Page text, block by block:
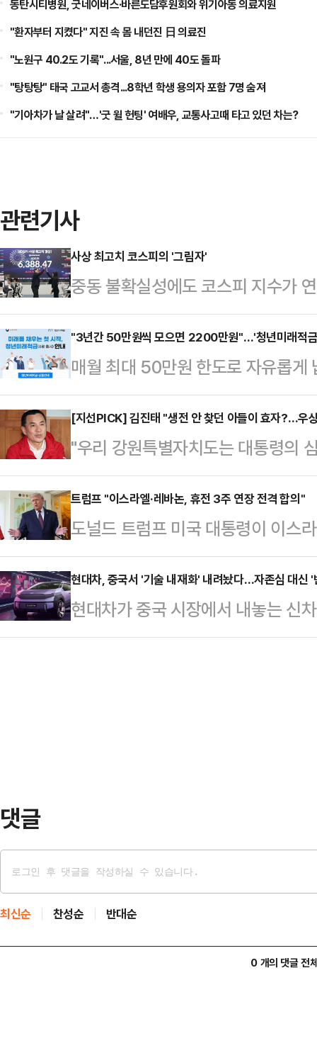
동탄시티병원, 굿네이버스·바른도담후원회와 위기아동 의료지원
"환자부터 지켰다" 지진 속 몸 내던진 日 의료진
"노원구 40.2도 기록"...서울, 8년 만에 40도 돌파
"탕탕탕" 태국 고교서 총격...8학년 학생 용의자 포함 7명 숨져
"기아차가 날 살려"…'굿 윌 헌팅' 여배우, 교통사고때 타고 있던 차는?
관련기사
사상 최고치 코스피의 '그림자'
중동 불확실성에도 코스피 지수가
어질 수 있다는 우려도 덩달아 커지
빠르게 늘고 있는 데다, 지수 하락
변동성 국면을 맞을 경우, 충격이
따르면, 전날 코스피 지수는 전장
6475.81에 장을 마치며, 사흘 연속
이 전쟁 출구전략을 마련하지 못하
전 연장을…
"3년간 50만원씩 모으면 2200만원"…'청년미래적
매월 최대 50만원 한도로 자유롭게
이 오는 6월 출시된다.23일 금융위
사전 점검회의를 개최해 청년미래
상황을 점검했다.청년미래적금은
산 형성 및 경제적 자립을 뒷받침하
상품이다.매월 최대 50만원 한도
월 납입한 금액에 정부 기여금을 매
자가 발생하며 이자소득세…
[지선PICK] 김진태 "생전 안 찾던 아들이 효자?…우
"우리 강원특별자치도는 대통령의
부름꾼이면 충분합니다."예비후보
도지사 후보는 강원도 곳곳의 읍·면
다. 시가지 일정도 병행했지만, 그
은 이른바 '회관일기'였다.지난 21
삼척과 강릉 시내를 거쳐 주문진 수
터뷰는 이날 주문진 수산시장을 떠
이동하던 차 안에서 …
트럼프 "이스라엘·레바논, 휴전 3주 연장 전격 합의"
도널드 트럼프 미국 대통령이 이스
고 밝혔다.AP통신에 따르면 트럼
령, 마코 루비오 국무장관, 마이크
레바논 미국대사가 회담했다면서
는 “미군이 헤즈볼라(레바논 친이
현대차, 중국서 '기술 내재화' 내려놨다…자존심 대신 '
현대차가 중국 시장에서 내놓는 신
기술력을 적극적으로 받아들이기
댓글
최신순 찬성순 반대순
0 개의 댓글 전